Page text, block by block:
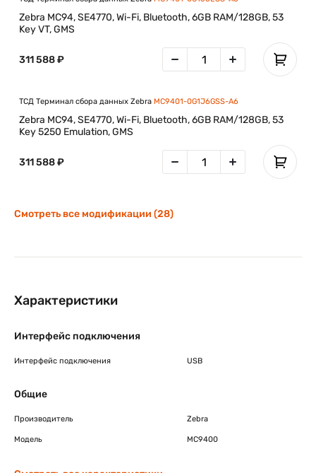
Zebra MC94, SE4770, Wi-Fi, Bluetooth, 6GB RAM/128GB, 53
Key VT, GMS
311 588 ₽
ТСД Терминал сбора данных Zebra MC9401-0G1J6GSS-A6
Zebra MC94, SE4770, Wi-Fi, Bluetooth, 6GB RAM/128GB, 53
Key 5250 Emulation, GMS
311 588 ₽
Смотреть все модификации (28)
Характеристики
Интерфейс подключения
Интерфейс подключения USB
Общие
Производитель Zebra
Модель MC9400